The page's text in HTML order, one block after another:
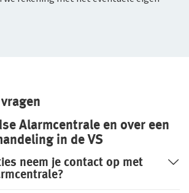
Collectief
Alarmcentrale en over een
in de VS
neem je contact op met